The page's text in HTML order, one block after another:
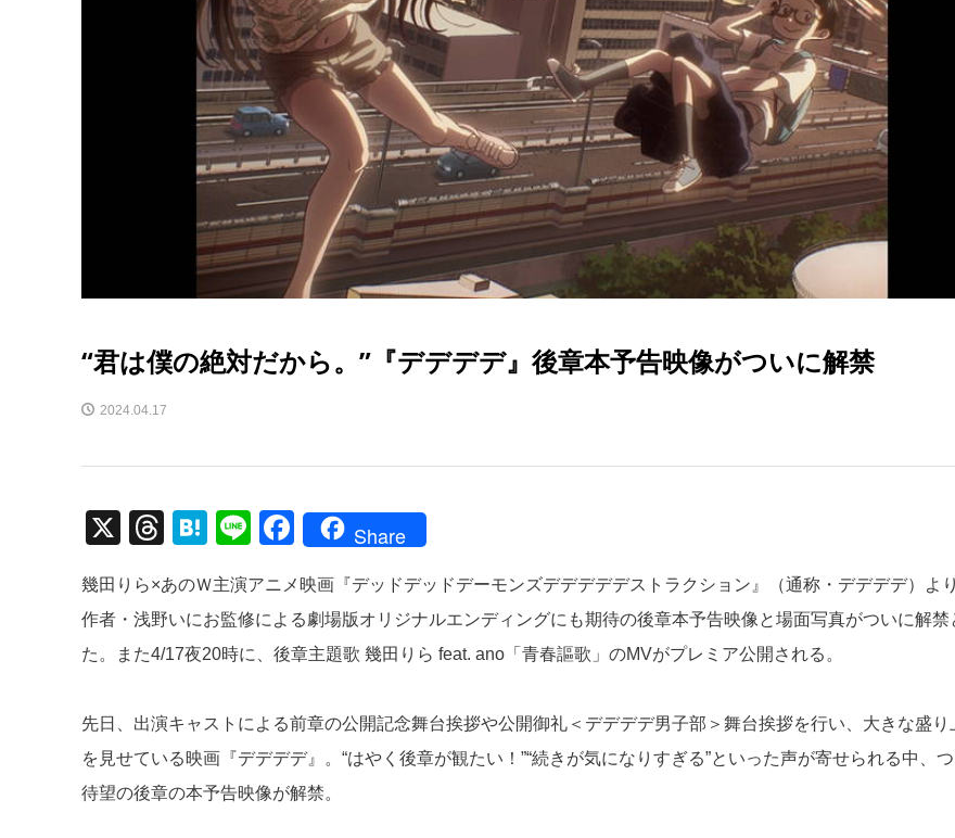
“君は僕の絶対だから。”『デデデデ』後章本予告映像がついに解禁
2024.04.17
X
T
e
a
d
H
e
n
a
Li
e
F
c
e
b
o
k
Share
幾田りら×あのＷ主演アニメ映画『デッドデッドデーモンズデデデデデストラクション』（通称・デデデデ）よ
作者・浅野いにお監修による劇場版オリジナルエンディングにも期待の後章本予告映像と場面写真がついに解禁
た。また4/17夜20時に、後章主題歌 幾田りら feat. ano「青春謳歌」のMVがプレミア公開される。
先日、出演キャストによる前章の公開記念舞台挨拶や公開御礼＜デデデデ男子部＞舞台挨拶を行い、大きな盛り
を見せている映画『デデデデ』。“はやく後章が観たい！”“続きが気になりすぎる”といった声が寄せられる中、
待望の後章の本予告映像が解禁。